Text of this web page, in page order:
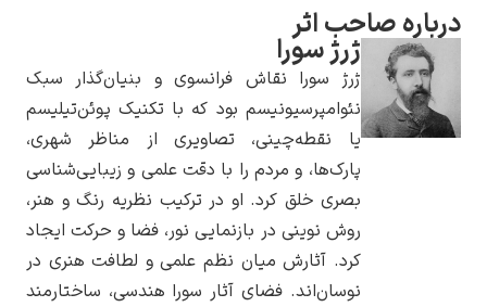
یوهانس فرمیر
پرفروش‌ترین
صاحب اثر
ژرژ سورا
ژرژ سورا نقاش فرانسوی و بنیان‌گذار سبک
نئوامپرسیونیسم بود که با تکنیک پوئن‌تیلیسم
یا نقطه‌چینی، تصاویری از مناظر شهری،
پارک‌ها، و مردم را با دقت علمی و زیبایی‌شناسی
بصری خلق کرد. او در ترکیب نظریه رنگ و هنر،
روش نوینی در بازنمایی نور، فضا و حرکت ایجاد
کرد. آثارش میان نظم علمی و لطافت هنری در
نوسان‌اند. فضای آثار سورا هندسی، ساختارمند